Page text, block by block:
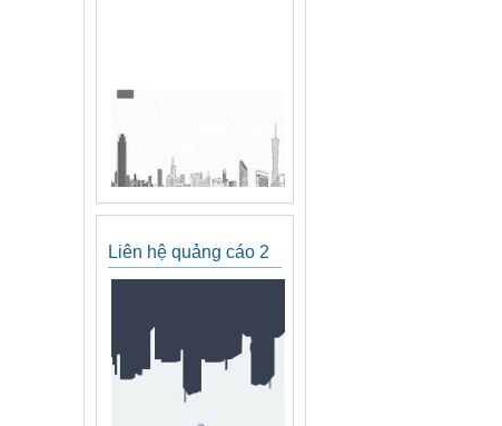
Liên hệ quảng cáo 2